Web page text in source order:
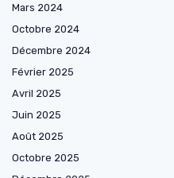
Mars 2024
Octobre 2024
Décembre 2024
Février 2025
Avril 2025
Juin 2025
Août 2025
Octobre 2025